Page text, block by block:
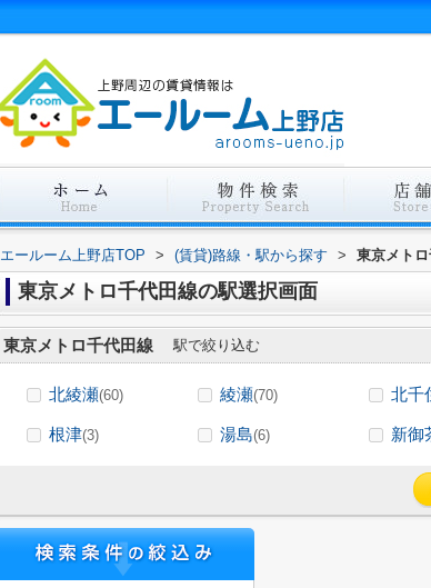
エールーム上野店TOP > (賃貸)路線・駅から探す > 東京メト
東京メトロ千代田線の駅選択画面
東京メトロ千代田線 駅で絞り込む
北綾瀬(60) 綾瀬(70) 北千
根津(3) 湯島(6) 新御